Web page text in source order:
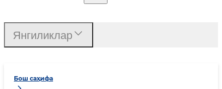
Бош саҳифа
Янгиликлар